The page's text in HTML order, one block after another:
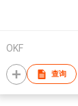
OKF
查询